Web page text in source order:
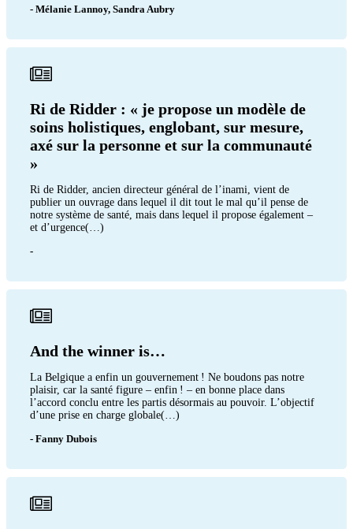
- Mélanie Lannoy, Sandra Aubry
Ri de Ridder : « je propose un modèle de
soins holistiques, englobant, sur mesure,
axé sur la personne et sur la communauté
»
Ri de Ridder, ancien directeur général de l’inami, vient de
publier un ouvrage dans lequel il dit tout le mal qu’il pense de
notre système de santé, mais dans lequel il propose également –
et d’urgence(…)
-
And the winner is…
La Belgique a enfin un gouvernement ! Ne boudons pas notre
plaisir, car la santé figure – enfin ! – en bonne place dans
l’accord conclu entre les partis désormais au pouvoir. L’objectif
d’une prise en charge globale(…)
- Fanny Dubois